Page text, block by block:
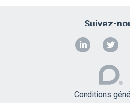
Suivez-
Conditions